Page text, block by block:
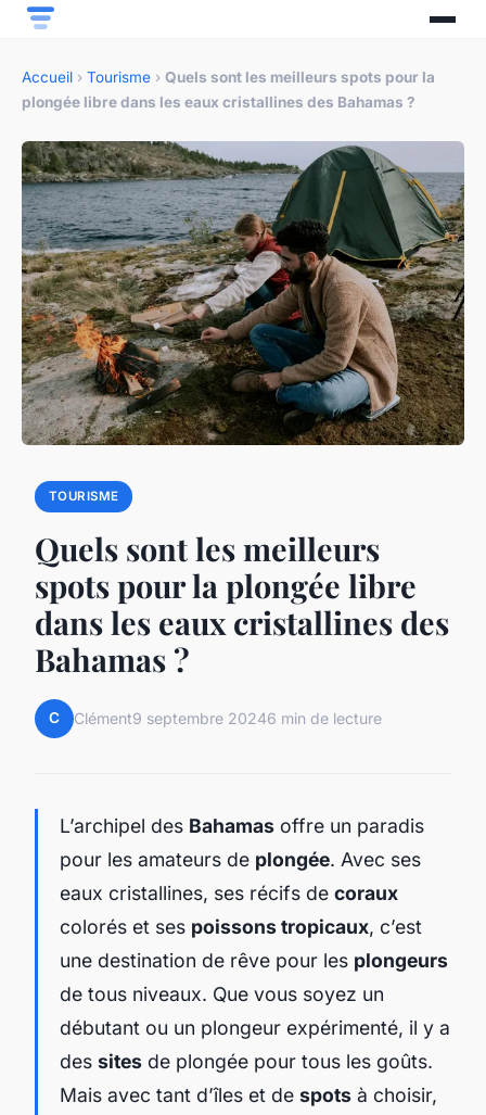
Accueil › Tourisme › Quels sont les meilleurs spots pour la
plongée libre dans les eaux cristallines des Bahamas ?
TOURISME
Quels sont les meilleurs
spots pour la plongée libre
dans les eaux cristallines des
Bahamas ?
C Clément9 septembre 20246 min de lecture
L’archipel des Bahamas offre un paradis
pour les amateurs de plongée. Avec ses
eaux cristallines, ses récifs de coraux
colorés et ses poissons tropicaux, c’est
une destination de rêve pour les plongeurs
de tous niveaux. Que vous soyez un
débutant ou un plongeur expérimenté, il y a
des sites de plongée pour tous les goûts.
Mais avec tant d’îles et de spots à choisir,